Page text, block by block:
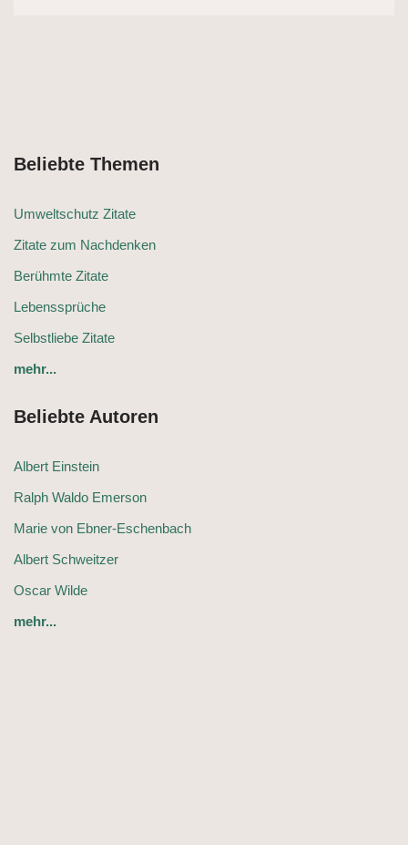
Beliebte Themen
Umweltschutz Zitate
Zitate zum Nachdenken
Berühmte Zitate
Lebenssprüche
Selbstliebe Zitate
mehr...
Beliebte Autoren
Albert Einstein
Ralph Waldo Emerson
Marie von Ebner-Eschenbach
Albert Schweitzer
Oscar Wilde
mehr...